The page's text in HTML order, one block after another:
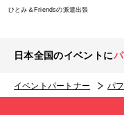
ひとみ＆Friendsの派遣出張
日本全国のイベントに
イベントパートナー パ